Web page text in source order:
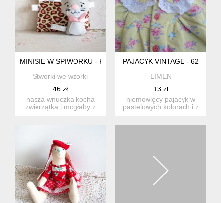
MINISIE W ŚPIWORKU - KOTEK SZARY
Stworki we wzorki
46 zł
nasza wnuczka kocha
zwierzątka i mogłaby z
PAJACYK VINTAGE - 62
LIMEN
13 zł
niemowlęcy pajacyk w
pastelowych kolorach i z